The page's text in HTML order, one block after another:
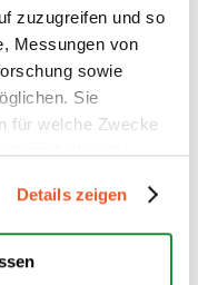
zuzugreifen und so
Messungen von
sowie
Sie
für welche Zwecke
über die
gerne:
Details zeigen
Website